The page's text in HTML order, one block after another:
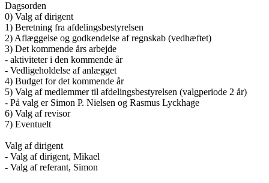
Dagsorden
0) Valg af dirigent
1) Beretning fra afdelingsbestyrelsen
2) Aflæggelse og godkendelse af regnskab (vedhæftet)
3) Det kommende års arbejde
- aktiviteter i den kommende år
- Vedligeholdelse af anlægget
4) Budget for det kommende år
5) Valg af medlemmer til afdelingsbestyrelsen (valgperiode 2 år)
- På valg er Simon P. Nielsen og Rasmus Lyckhage
6) Valg af revisor
7) Eventuelt
Valg af dirigent
- Valg af dirigent, Mikael
- Valg af referant, Simon